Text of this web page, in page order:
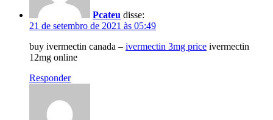
Pcateu disse:
21 de setembro de 2021 às 05:49
buy ivermectin canada – ivermectin 3mg price ivermectin
12mg online
Responder